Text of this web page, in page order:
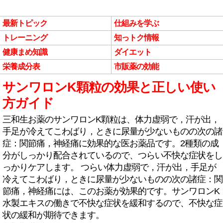
最新トピック
仕組みを学ぶ
トレーニング
知っトク情報
健康まめ知識
ダイエット
栄養成分表
市販薬の効能
サンワロンK顆粒の効果と正しい使い
方ガイド
三和生お薬のサンワロンK顆粒は、体力虚弱で，汗が出，
手足が冷えてこわばり，ときに尿量が少ないものの次の諸
症：関節痛，神経痛に効果的な医お薬品です。2種類の成
分がしっかり配合されているので、つらい不快な症状をし
っかりケアします。 つらい体力虚弱で，汗が出，手足が
冷えてこわばり，ときに尿量が少ないものの次の諸症：関
節痛，神経痛には、このお薬が効果的です。サンワロンK
水製エキスの働きで不快な症状を緩和するので、不快な症
状の緩和が期待できます。